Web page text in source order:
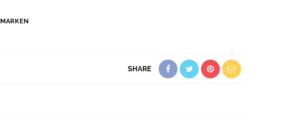
SHARE